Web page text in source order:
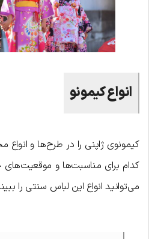
انواع کیمونو
کیمونوی ژاپنی را در طرح‌ها و
کدام برای مناسبت‌ها و
می‌توانید انواع این لباس سنتی را